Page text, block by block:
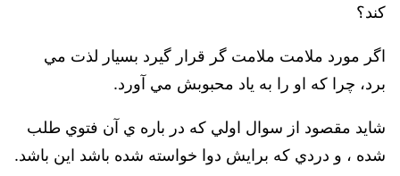
کند؟
اگر مورد ملامت ملامت گر قرار گيرد بسيار لذت مي
برد، چرا که او را به ياد محبوبش مي آورد.
شايد مقصود از سوال اولي که در باره ي آن فتوي طلب
شده ، و دردي که برايش دوا خواسته شده باشد اين باشد.